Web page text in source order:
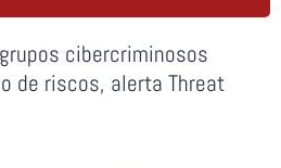
cibercriminosos
de riscos, alerta Threat